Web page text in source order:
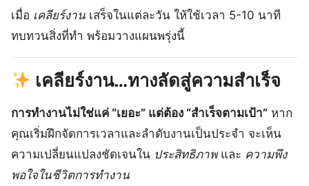
เมื่อ เคลียร์งาน เสร็จในแต่ละวัน ให้ใช้เวลา 5-10 นาที
ทบทวนสิ่งที่ทำ พร้อมวางแผนพรุ่งนี้
เคลียร์งาน…ทางลัดสู่ความสำเร็จ
การทำงานไม่ใช่แค่ “เยอะ” แต่ต้อง “สำเร็จตามเป้า” หาก
คุณเริ่มฝึกจัดการเวลาและลำดับงานเป็นประจำ จะเห็น
ความเปลี่ยนแปลงชัดเจนใน ประสิทธิภาพและ ความพึง
พอใจในชีวิตการทำงาน